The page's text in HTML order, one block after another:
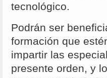
tecnológico.
Podrán ser
formación que
impartir las
presente orden, y